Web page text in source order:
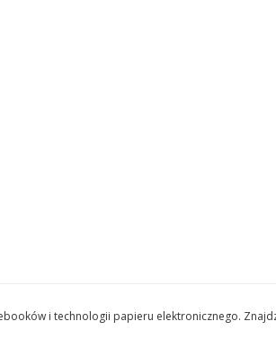
i technologii papieru elektronicznego.